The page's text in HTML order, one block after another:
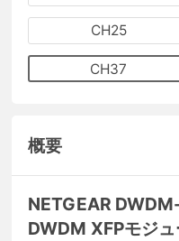
CH25
CH37
概要
NETGEAR
DWDM XFPモジュ